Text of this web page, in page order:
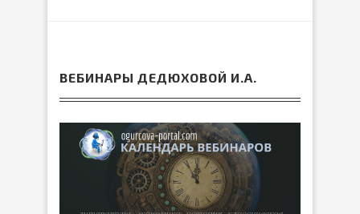
ВЕБИНАРЫ ДЕДЮХОВОЙ И.А.